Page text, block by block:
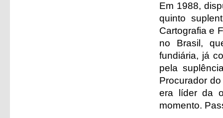
Em 1988,
quinto
Cartografia e
no Brasil,
fundiária, já
pela
Procurador
era líder da
momento.